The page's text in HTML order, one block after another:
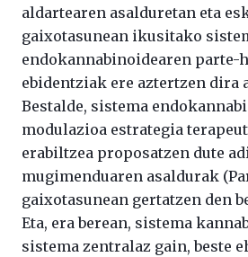
aldartearen asalduretan eta
gaixotasunean ikusitako
endokannabinoidearen parte-
ebidentziak ere aztertzen dira
Bestalde, sistema
modulazioa estrategia
erabiltzea proposatzen dute
mugimenduaren asaldurak
gaixotasunean gertatzen den
Eta, era berean, sistema
sistema zentralaz gain, beste